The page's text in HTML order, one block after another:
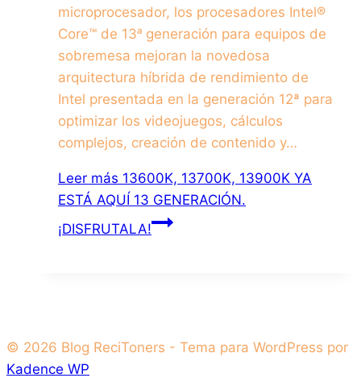
microprocesador, los procesadores Intel®
Core™ de 13ᵃ generación para equipos de
sobremesa mejoran la novedosa
arquitectura híbrida de rendimiento de
Intel presentada en la generación 12ª para
optimizar los videojuegos, cálculos
complejos, creación de contenido y…
Leer más 13600K, 13700K, 13900K YA
ESTÁ AQUÍ 13 GENERACIÓN.
¡DISFRUTALA!
© 2026 Blog ReciToners - Tema para WordPress por
Kadence WP